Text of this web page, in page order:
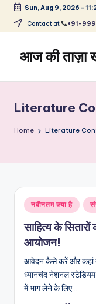
Skip
content
Sun, Aug 9, 2026 -
Contact at +91-
आज की ताज़ा
ताज़ा
समाचार
–
और
विश्व
Literature
Home Literature
Posted
in
नवीनतम क्या है
साहित्य के
आयोजन!
आवेदन कैसे करें और कहां
ध्यानचंद नेशनल स्टेडियम
में भाग लेने के लिए…